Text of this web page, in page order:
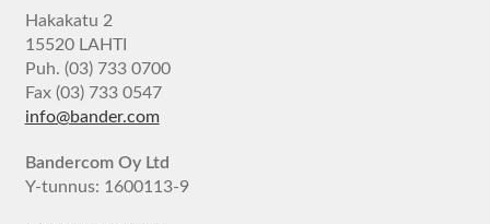
Hakakatu 2
15520 LAHTI
Puh. (03) 733 0700
Fax (03) 733 0547
info@bander.com
Bandercom Oy Ltd
Y-tunnus: 1600113-9